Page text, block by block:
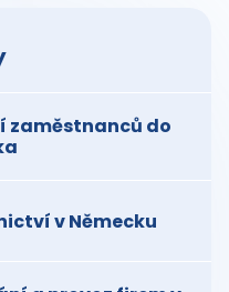
zaměstnanců do
v Německu